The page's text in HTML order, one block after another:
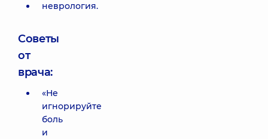
неврология.
Советы
от
врача:
«Не
игнорируйте
боль
и